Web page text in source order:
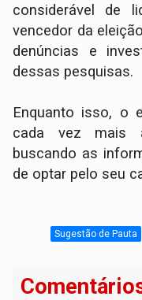
considerável de
vencedor da
denúncias e
dessas pesquisas.
Enquanto isso, o
cada vez mais
buscando as
de optar pelo seu
Sugestão de Pauta